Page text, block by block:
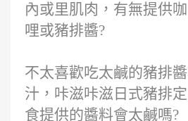
內或里肌肉，有無提供咖
哩或豬排醬?
不太喜歡吃太鹹的豬排醬
汁，咔滋咔滋日式豬排定
食提供的醬料會太鹹嗎?